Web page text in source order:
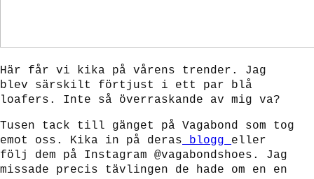
Här får vi kika på vårens trender. Jag
blev särskilt förtjust i ett par blå
loafers. Inte så överraskande av mig va?
Tusen tack till gänget på Vagabond som tog
emot oss. Kika in på deras blogg eller
följ dem på Instagram @vagabondshoes. Jag
missade precis tävlingen de hade om en en